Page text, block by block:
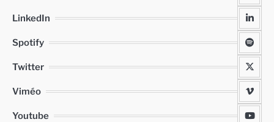
LinkedIn
Spotify
Twitter
Viméo
Youtube